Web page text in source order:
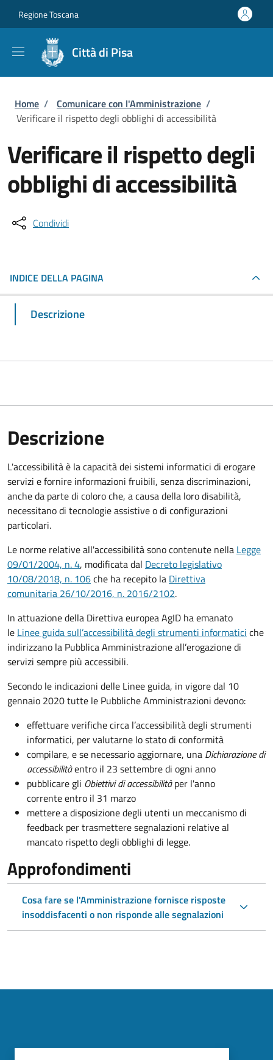
Regione Toscana
Città di Pisa
Briciole di pane
Home / Comunicare con l'Amministrazione /
Verificare il rispetto degli obblighi di accessibilità
Verificare il rispetto degli
obblighi di accessibilità
Condividi
INDICE DELLA PAGINA
Descrizione
Descrizione
L'accessibilità è la capacità dei sistemi informatici di erogare
servizi e fornire informazioni fruibili, senza discriminazioni,
anche da parte di coloro che, a causa della loro disabilità,
necessitano di tecnologie assistive o di configurazioni
particolari.
Le norme relative all'accessibilità sono contenute nella Legge
09/01/2004, n. 4, modificata dal Decreto legislativo
10/08/2018, n. 106che ha recepito la Direttiva
comunitaria 26/10/2016, n. 2016/2102.
In attuazione della Direttiva europea AgID ha emanato
le Linee guida sull’accessibilità degli strumenti informatici che
indirizzano la Pubblica Amministrazione all’erogazione di
servizi sempre più accessibili.
Secondo le indicazioni delle Linee guida, in vigore dal 10
gennaio 2020 tutte le Pubbliche Amministrazioni devono:
effettuare verifiche circa l’accessibilità degli strumenti
informatici, per valutarne lo stato di conformità
compilare, e se necessario aggiornare, una Dichiarazione di
accessibilitàentro il 23 settembre di ogni anno
pubblicare gli Obiettivi di accessibilitàper l'anno
corrente entro il 31 marzo
mettere a disposizione degli utenti un meccanismo di
feedback per trasmettere segnalazioni relative al
mancato rispetto degli obblighi di legge.
Approfondimenti
Cosa fare se l'Amministrazione fornisce risposte
insoddisfacenti o non risponde alle segnalazioni